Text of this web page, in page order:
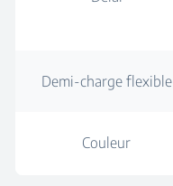
Demi-charge flexible
Couleur